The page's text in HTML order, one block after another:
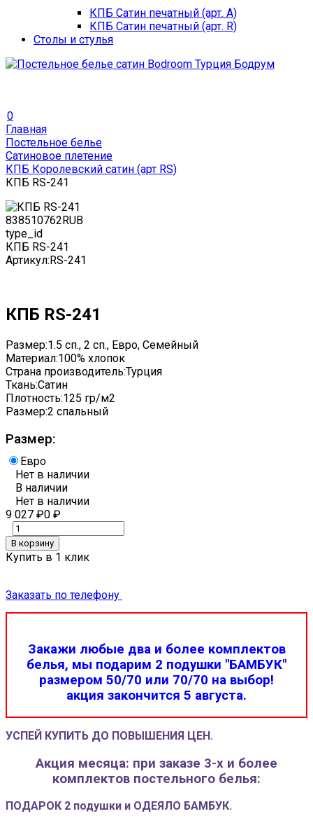
КПБ Сатин печатный (арт. A)
КПБ Сатин печатный (арт. R)
Столы и стулья
0
Главная
Постельное белье
Сатиновое плетение
КПБ Королевский сатин (арт RS)
КПБ RS-241
838510762RUB
type_id
КПБ RS-241
Артикул:RS-241
КПБ RS-241
Размер:1.5 сп., 2 сп., Евро, Семейный
Материал:100% хлопок
Страна производитель:Турция
Ткань:Сатин
Плотность:125 гр/м2
Размер:2 спальный
Размер:
Евро
Нет в наличии
В наличии
Нет в наличии
9 027 ₽0 ₽
В корзину
Купить в 1 клик
Заказать по телефону
Закажи любые два и более комплектов
белья, мы подарим 2 подушки "БАМБУК"
размером 50/70 или 70/70 на выбор!
акция закончится 5 августа.
УСПЕЙ КУПИТЬ ДО ПОВЫШЕНИЯ ЦЕН.
Акция месяца: при заказе 3-х и более
комплектов постельного белья:
ПОДАРОК 2 подушки и ОДЕЯЛО БАМБУК.